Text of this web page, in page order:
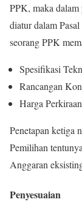
PPK, maka dalam
diatur dalam
seorang PPK
Spesifikasi
Rancangan
Harga
Penetapan ketiga
Pemilihan
Anggaran
Penyesuaian